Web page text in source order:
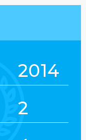
2014
2